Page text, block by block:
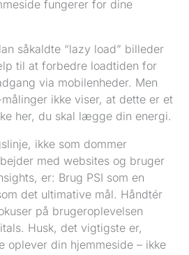
fungerer for dine
såkaldte “lazy load” billeder
til at forbedre loadtiden for
via mobilenheder. Men
ikke viser, at dette er et
her, du skal lægge din energi.
ikke som dommer
med websites og bruger
er: Brug PSI som en
det ultimative mål. Håndtér
på brugeroplevelsen
Husk, det vigtigste er,
oplever din hjemmeside – ikke